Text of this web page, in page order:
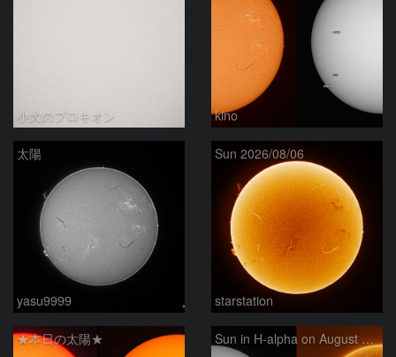
小犬のプロキオン kino
太陽
yasu9999
Sun 2026/08/06
starstation
★本日の太陽★ Sun in H-alpha on August 6, 2026